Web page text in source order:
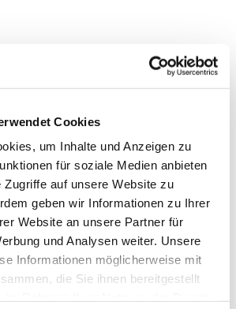
Cookies
um Inhalte und Anzeigen zu
für soziale Medien anbieten
Zugriffe auf unsere Website zu
geben wir Informationen zu Ihrer
Website an unsere Partner für
und Analysen weiter. Unsere
Informationen möglicherweise mit
die Sie ihnen bereitgestellt